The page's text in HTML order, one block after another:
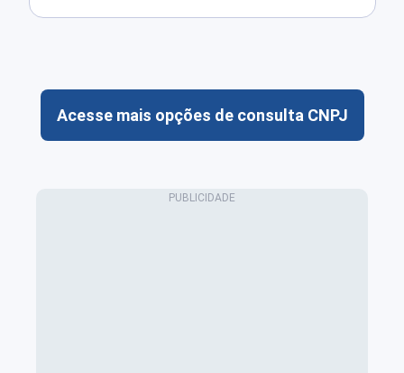
Acesse mais opções de consulta CNPJ